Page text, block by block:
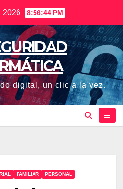
2026 8:56:45 PM
digital, un clic a la vez.
FAMILIAR PERSONAL